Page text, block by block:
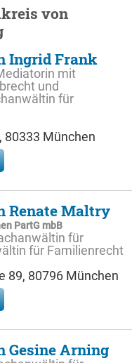
von
Ingrid Frank
mit
und
für
80333 München
Renate Maltry
PartG mbB
für
für Familienrecht
89, 80796 München
Gesine Arning